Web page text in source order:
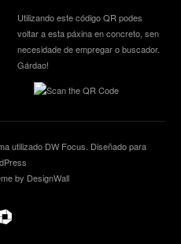
Utilizando este código QR podes
voltar a esta páxina en concreto, sen
necesidade de empregar o buscador.
Gárdao!
utilizado DW Focus . Diseñado para
by DesignWall